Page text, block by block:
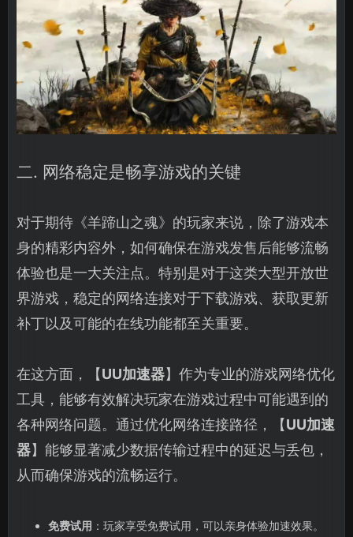
二. 网络稳定是畅享游戏的关键
对于期待《羊蹄山之魂》的玩家来说，除了游戏本
身的精彩内容外，如何确保在游戏发售后能够流畅
体验也是一大关注点。特别是对于这类大型开放世
界游戏，稳定的网络连接对于下载游戏、获取更新
补丁以及可能的在线功能都至关重要。
在这方面，【UU加速器】作为专业的游戏网络优化
工具，能够有效解决玩家在游戏过程中可能遇到的
各种网络问题。通过优化网络连接路径，【UU加速
器】能够显著减少数据传输过程中的延迟与丢包，
从而确保游戏的流畅运行。
免费试用 ：玩家享受免费试用，可以亲身体验加速效果。